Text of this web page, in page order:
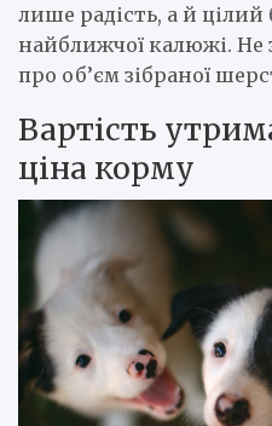
лише радість, а й цілий
найближчої калюжі. Не
про об’єм зібраної
Вартість
ціна корму